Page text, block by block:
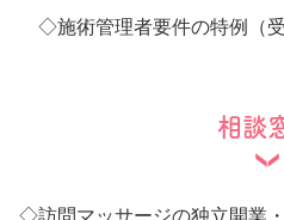
◇施術管理者要件の特例（
相談
◇訪問マッサージの独立開業